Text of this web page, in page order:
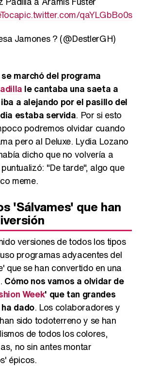
pic.twitter.com/qaYLGbBo0s
Jamones ? (@DestlerGH)
marchó del programa
le cantaba una saeta a
a alejando por el pasillo del
estaba servida. Por si esto
podremos olvidar cuando
pero al Deluxe. Lydia Lozano
dicho que no volvería a
"De tarde", algo que
meme.
'Sálvames' que han
versiones de todos los tipos
programas adyacentes del
que se han convertido en una
Cómo nos vamos a olvidar de
Week' que tan grandes
dado. Los colaboradores y
sido todoterreno y se han
de todos los colores,
no sin antes montar
épicos.